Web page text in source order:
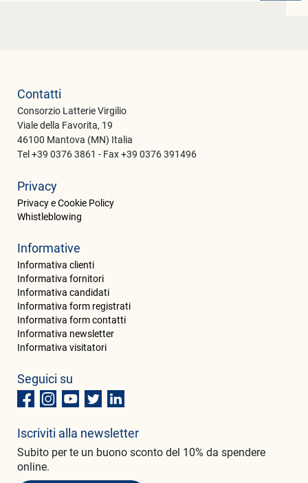
Contatti
Consorzio Latterie Virgilio
Viale della Favorita, 19
46100 Mantova (MN) Italia
Tel +39 0376 3861 - Fax +39 0376 391496
Privacy
Privacy e Cookie Policy
Whistleblowing
Informative
Informativa clienti
Informativa fornitori
Informativa candidati
Informativa form registrati
Informativa form contatti
Informativa newsletter
Informativa visitatori
Seguici su
Iscriviti alla newsletter
Subito per te un buono sconto del 10% da spendere
online.